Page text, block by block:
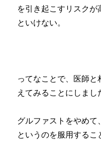
を引き起こすリスク
といけない。
ってなことで、医師
えてみることにしまし
グルファストをやめて
というのを服用するこ